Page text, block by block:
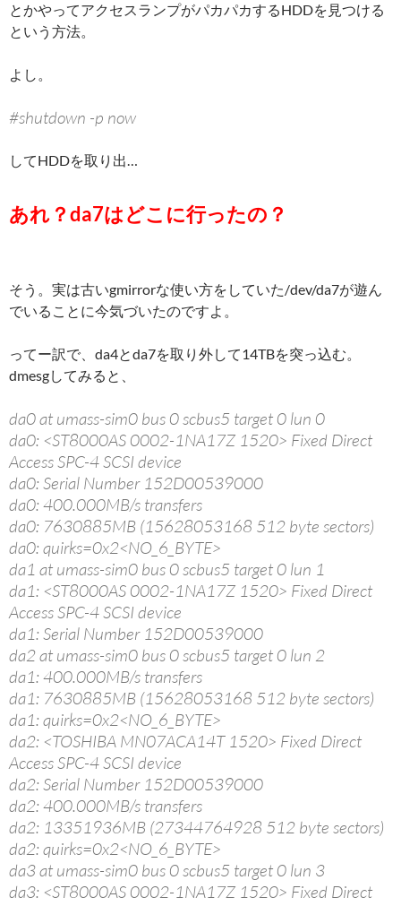
とかやってアクセスランプがパカパカするHDDを見つける
という方法。
よし。
#shutdown -p now
してHDDを取り出…
あれ？da7はどこに行ったの？
そう。実は古いgmirrorな使い方をしていた/dev/da7が遊ん
でいることに今気づいたのですよ。
ってー訳で、da4とda7を取り外して14TBを突っ込む。
dmesgしてみると、
da0 at umass-sim0 bus 0 scbus5 target 0 lun 0
da0: <ST8000AS 0002-1NA17Z 1520> Fixed Direct
Access SPC-4 SCSI device
da0: Serial Number 152D00539000
da0: 400.000MB/s transfers
da0: 7630885MB (15628053168 512 byte sectors)
da0: quirks=0x2<NO_6_BYTE>
da1 at umass-sim0 bus 0 scbus5 target 0 lun 1
da1: <ST8000AS 0002-1NA17Z 1520> Fixed Direct
Access SPC-4 SCSI device
da1: Serial Number 152D00539000
da2 at umass-sim0 bus 0 scbus5 target 0 lun 2
da1: 400.000MB/s transfers
da1: 7630885MB (15628053168 512 byte sectors)
da1: quirks=0x2<NO_6_BYTE>
da2: <TOSHIBA MN07ACA14T 1520> Fixed Direct
Access SPC-4 SCSI device
da2: Serial Number 152D00539000
da2: 400.000MB/s transfers
da2: 13351936MB (27344764928 512 byte sectors)
da2: quirks=0x2<NO_6_BYTE>
da3 at umass-sim0 bus 0 scbus5 target 0 lun 3
da3: <ST8000AS 0002-1NA17Z 1520> Fixed Direct